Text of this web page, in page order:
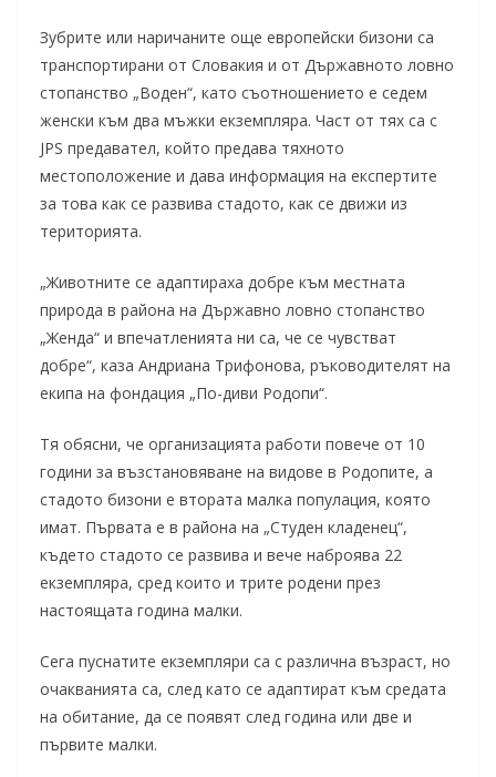
Зубрите или наричаните още европейски бизони са
транспортирани от Словакия и от Държавното ловно
стопанство „Воден“, като съотношението е седем
женски към два мъжки екземпляра. Част от тях са с
JPS предавател, който предава тяхното
местоположение и дава информация на експертите
за това как се развива стадото, как се движи из
територията.
„Животните се адаптираха добре към местната
природа в района на Държавно ловно стопанство
„Женда“ и впечатленията ни са, че се чувстват
добре“, каза Андриана Трифонова, ръководителят на
екипа на фондация „По-диви Родопи“.
Тя обясни, че организацията работи повече от 10
години за възстановяване на видове в Родопите, а
стадото бизони е втората малка популация, която
имат. Първата е в района на „Студен кладенец“,
където стадото се развива и вече наброява 22
екземпляра, сред които и трите родени през
настоящата година малки.
Сега пуснатите екземпляри са с различна възраст, но
очакванията са, след като се адаптират към средата
на обитание, да се появят след година или две и
първите малки.